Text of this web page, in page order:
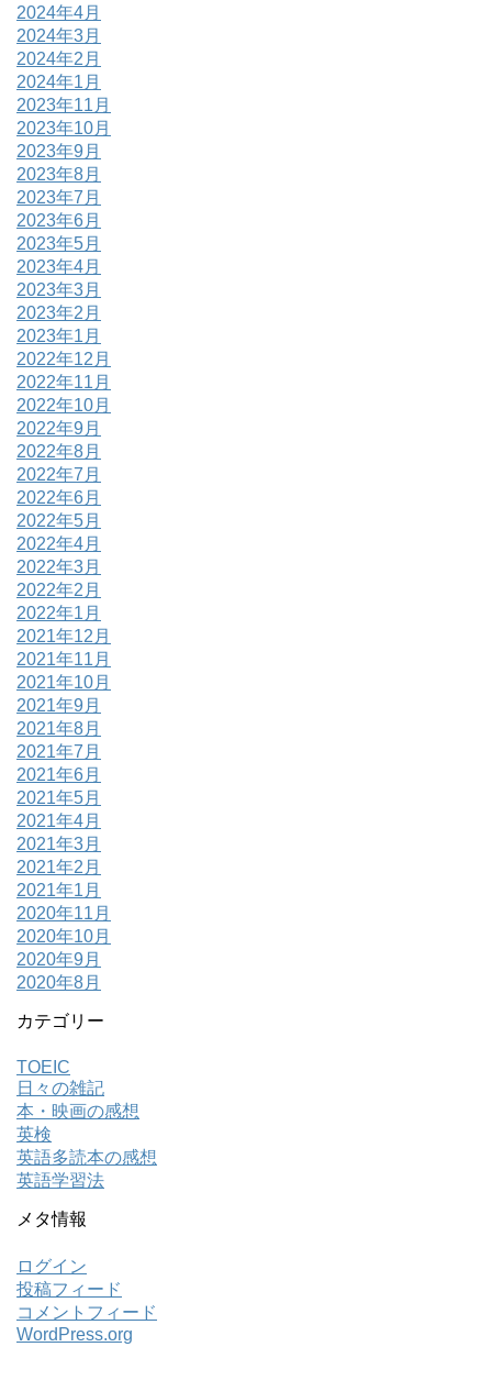
2024年4月
2024年3月
2024年2月
2024年1月
2023年11月
2023年10月
2023年9月
2023年8月
2023年7月
2023年6月
2023年5月
2023年4月
2023年3月
2023年2月
2023年1月
2022年12月
2022年11月
2022年10月
2022年9月
2022年8月
2022年7月
2022年6月
2022年5月
2022年4月
2022年3月
2022年2月
2022年1月
2021年12月
2021年11月
2021年10月
2021年9月
2021年8月
2021年7月
2021年6月
2021年5月
2021年4月
2021年3月
2021年2月
2021年1月
2020年11月
2020年10月
2020年9月
2020年8月
カテゴリー
TOEIC
日々の雑記
本・映画の感想
英検
英語多読本の感想
英語学習法
メタ情報
ログイン
投稿フィード
コメントフィード
WordPress.org